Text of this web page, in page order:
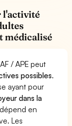
l'activité
médicalisé
/ APE peut
possibles.
ayant pour
dans la
en
Les